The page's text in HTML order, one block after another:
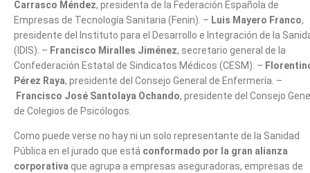
Carrasco Méndez, presidenta de la Federación Española de
Empresas de Tecnología Sanitaria (Fenin). – Luis Mayero Franco,
presidente del Instituto para el Desarrollo e Integración de la
(IDIS). – Francisco Miralles Jiménez, secretario general de la
Confederación Estatal de Sindicatos Médicos (CESM). –
Pérez Raya, presidente del Consejo General de Enfermería. –
Francisco José Santolaya Ochando, presidente del Consejo
de Colegios de Psicólogos.
Como puede verse no hay ni un solo representante de la Sanidad
Pública en el jurado que está conformado por la gran alianza
corporativa que agrupa a empresas aseguradoras, empresas de